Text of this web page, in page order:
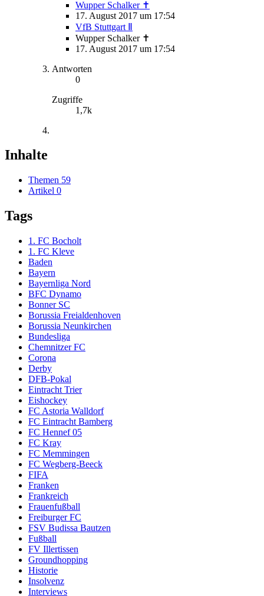
Wupper Schalker ✝
17. August 2017 um 17:54
VfB Stuttgart Ⅱ
Wupper Schalker ✝
17. August 2017 um 17:54
Antworten
0
Zugriffe
1,7k
Inhalte
Themen 59
Artikel 0
Tags
1. FC Bocholt
1. FC Kleve
Baden
Bayern
Bayernliga Nord
BFC Dynamo
Bonner SC
Borussia Freialdenhoven
Borussia Neunkirchen
Bundesliga
Chemnitzer FC
Corona
Derby
DFB-Pokal
Eintracht Trier
Eishockey
FC Astoria Walldorf
FC Eintracht Bamberg
FC Hennef 05
FC Kray
FC Memmingen
FC Wegberg-Beeck
FIFA
Franken
Frankreich
Frauenfußball
Freiburger FC
FSV Budissa Bautzen
Fußball
FV Illertissen
Groundhopping
Historie
Insolvenz
Interviews